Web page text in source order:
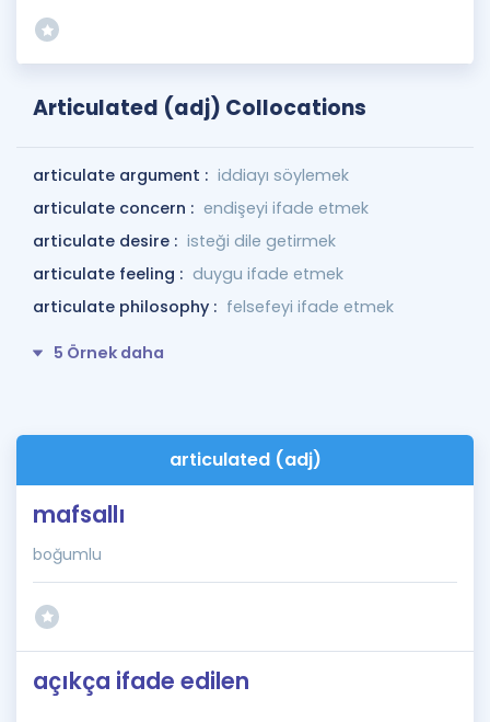
Articulated (adj) Collocations
articulate argument : iddiayı söylemek
articulate concern : endişeyi ifade etmek
articulate desire : isteği dile getirmek
articulate feeling : duygu ifade etmek
articulate philosophy : felsefeyi ifade etmek
5 Örnek daha
articulated (adj)
mafsallı
boğumlu
açıkça ifade edilen